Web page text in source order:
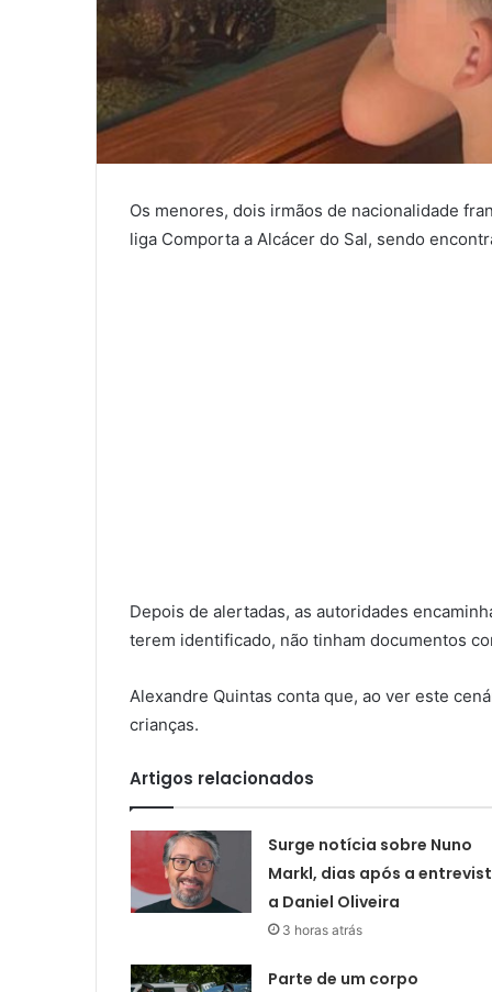
Os menores, dois irmãos de nacionalidade
liga Comporta a Alcácer do Sal, sendo
Depois de alertadas, as autoridades
terem identificado, não tinham documentos
Alexandre Quintas conta que, ao ver este
crianças.
Artigos relacionados
Surge notícia sobre Nuno
Markl, dias após a
a Daniel Oliveira
3 horas atrás
Parte de um corpo